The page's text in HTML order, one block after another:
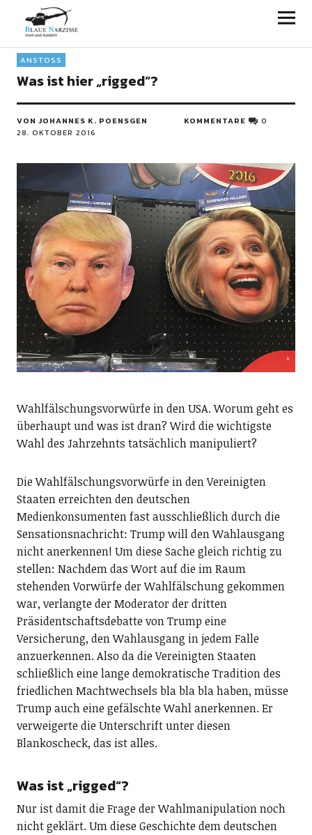
Blaue Narzisse
ANSTOSS
Was ist hier „rigged“?
VON JOHANNES K. POENSGEN
28. OKTOBER 2016
KOMMENTARE 0
Wahlfälschungsvorwürfe in denUSA. Worum geht es
überhaupt und was ist dran? Wird die wichtigste
Wahl des Jahrzehnts tatsächlich manipuliert?
Die Wahlfälschungsvorwürfe in den Vereinigten
Staaten erreichten den deutschen
Medienkonsumenten fast ausschließlich durch die
Sensationsnachricht: Trump will den Wahlausgang
nicht anerkennen! Um diese Sache gleich richtig zu
stellen: Nachdem das Wort auf die im Raum
stehenden Vorwürfe der Wahlfälschung gekommen
war, verlangte der Moderator der dritten
Präsidentschaftsdebatte von Trump eine
Versicherung, den Wahlausgang in jedem Falle
anzuerkennen. Also da die Vereinigten Staaten
schließlich eine lange demokratische Tradition des
friedlichen Machtwechsels bla bla bla haben, müsse
Trump auch eine gefälschte Wahl anerkennen. Er
verweigerte die Unterschrift unter diesen
Blankoscheck, das ist alles.
Was ist „rigged“?
Nur ist damit die Frage der Wahlmanipulation noch
nicht geklärt. Um diese Geschichte dem deutschen